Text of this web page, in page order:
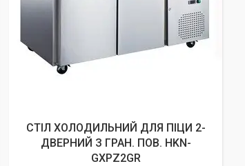
СТІЛ ХОЛОДИЛЬНИЙ ДЛЯ ПІЦИ 2-
ДВЕРНИЙ З ГРАН. ПОВ. HKN-
GXPZ2GR